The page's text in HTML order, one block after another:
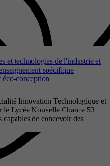
et technologies de l'industrie et
spécifique
conception
Innovation Technologique et
le Lycée Nouvelle Chance 53
capables de concevoir des